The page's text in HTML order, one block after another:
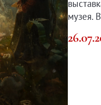
Русского музея
музея.